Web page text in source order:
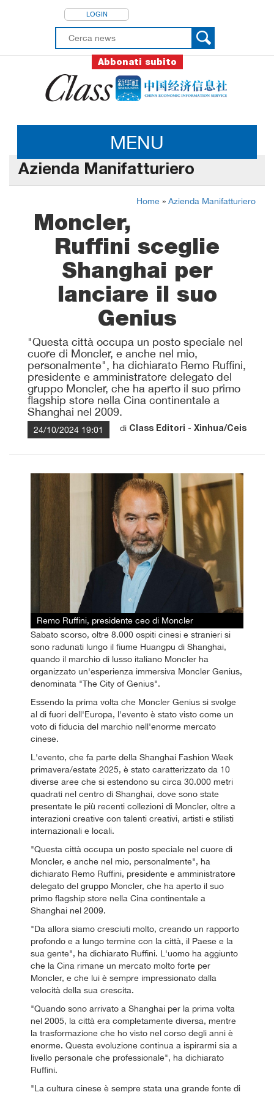
LOGIN
Abbonati subito
MENU
Azienda Manifatturiero
Home » Azienda Manifatturiero
Moncler,
Ruffini sceglie
Shanghai per
lanciare il suo
Genius
"Questa città occupa un posto speciale nel
cuore di Moncler, e anche nel mio,
personalmente", ha dichiarato Remo Ruffini,
presidente e amministratore delegato del
gruppo Moncler, che ha aperto il suo primo
flagship store nella Cina continentale a
Shanghai nel 2009.
24/10/2024 19:01 di Class Editori - Xinhua/Ceis
Remo Ruffini, presidente ceo di Moncler
Sabato scorso, oltre 8.000 ospiti cinesi e stranieri si
sono radunati lungo il fiume Huangpu di Shanghai,
quando il marchio di lusso italiano Moncler ha
organizzato un'esperienza immersiva Moncler Genius,
denominata "The City of Genius".
Essendo la prima volta che Moncler Genius si svolge
al di fuori dell'Europa, l'evento è stato visto come un
voto di fiducia del marchio nell'enorme mercato
cinese.
L'evento, che fa parte della Shanghai Fashion Week
primavera/estate 2025, è stato caratterizzato da 10
diverse aree che si estendono su circa 30.000 metri
quadrati nel centro di Shanghai, dove sono state
presentate le più recenti collezioni di Moncler, oltre a
interazioni creative con talenti creativi, artisti e stilisti
internazionali e locali.
"Questa città occupa un posto speciale nel cuore di
Moncler, e anche nel mio, personalmente", ha
dichiarato Remo Ruffini, presidente e amministratore
delegato del gruppo Moncler, che ha aperto il suo
primo flagship store nella Cina continentale a
Shanghai nel 2009.
"Da allora siamo cresciuti molto, creando un rapporto
profondo e a lungo termine con la città, il Paese e la
sua gente", ha dichiarato Ruffini. L'uomo ha aggiunto
che la Cina rimane un mercato molto forte per
Moncler, e che lui è sempre impressionato dalla
velocità della sua crescita.
"Quando sono arrivato a Shanghai per la prima volta
nel 2005, la città era completamente diversa, mentre
la trasformazione che ho visto nel corso degli anni è
enorme. Questa evoluzione continua a ispirarmi sia a
livello personale che professionale", ha dichiarato
Ruffini.
"La cultura cinese è sempre stata una grande fonte di